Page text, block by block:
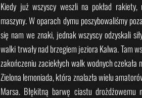
Kiedy już wszyscy weszli na pokład
maszyny. W oparach dymu poszybowaliśmy
się nam we znaki, jednak wszyscy odzyskali
walki trwały nad brzegiem jeziora Kalwa. Tam
zakończeniu zaciekłych walk wodnych
Zielona lemoniada, która znalazła wielu
Marsa. Błękitną barwę ciastu